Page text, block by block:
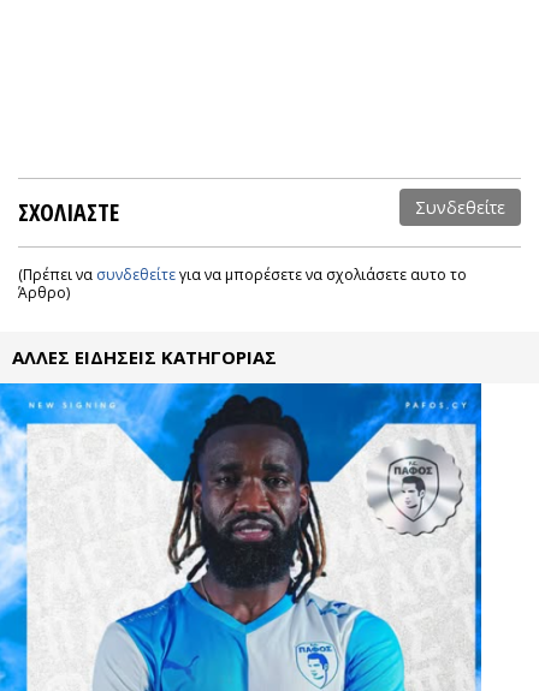
ΣΧΟΛΙΑΣΤΕ Συνδεθείτε
(Πρέπει να συνδεθείτεγια να μπορέσετε να σχολιάσετε αυτο το
Άρθρο)
ΑΛΛΕΣ ΕΙΔΗΣΕΙΣ ΚΑΤΗΓΟΡΙΑΣ